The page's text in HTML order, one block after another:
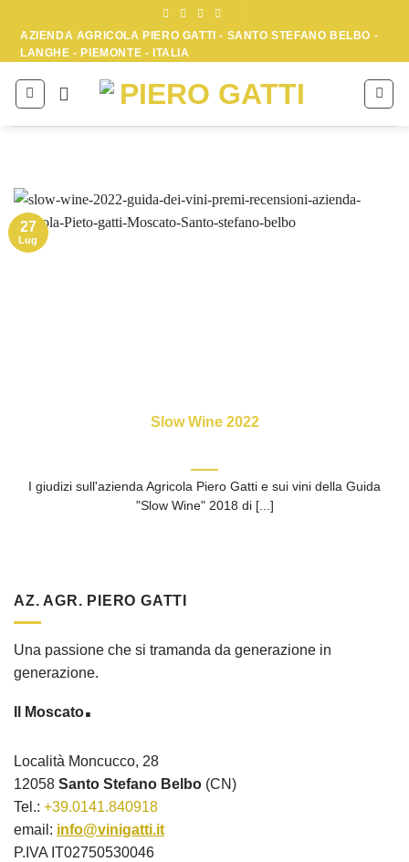
content
AZIENDA AGRICOLA PIERO GATTI - SANTO STEFANO BELBO -
LANGHE - PIEMONTE - ITALIA
AZ. AGR. PIERO GATTI
Una passione che si tramanda da generazione in
generazione.
Il Moscato.
Località Moncucco, 28
12058 Santo Stefano Belbo (CN)
Tel.: +39.0141.840918
email: info@vinigatti.it
P.IVA IT02750530046
Slow Wine 2022
I giudizi sull'azienda Agricola Piero Gatti e sui vini della Guida
"Slow Wine" 2018 di [...]
27
Lug